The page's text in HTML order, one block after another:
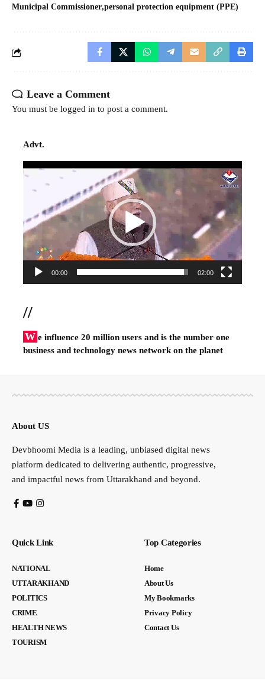
Municipal Commissioner personal protection equipment (PPE)
Leave a Comment
You must be logged in to post a comment.
Advt.
Video
00:00 02:00
//
W e influence 20 million users and is the number one
business and technology news network on the planet
About US
Devbhoomi Media is a leading, unbiased digital news
platform dedicated to delivering authentic, progressive,
and impactful news from Uttarakhand and beyond.
Quick Link
NATIONAL
UTTARAKHAND
POLITICS
CRIME
HEALTH NEWS
TOURISM
Top Categories
Home
About Us
My Bookmarks
Privacy Policy
Contact Us